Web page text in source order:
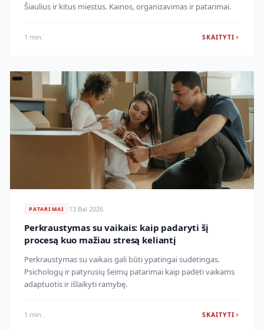
Šiaulius ir kitus miestus. Kainos, organizavimas ir patarimai.
1 min. SKAITYTI
PATARIMAI 13 Bal 2026
Perkraustymas su vaikais: kaip padaryti šį
procesą kuo mažiau stresą keliantį
Perkraustymas su vaikais gali būti ypatingai sudėtingas.
Psichologų ir patyrusių šeimų patarimai kaip padėti vaikams
adaptuotis ir išlaikyti ramybę.
1 min. SKAITYTI